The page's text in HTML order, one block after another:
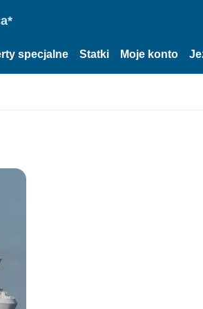
specjalne Statki Moje konto